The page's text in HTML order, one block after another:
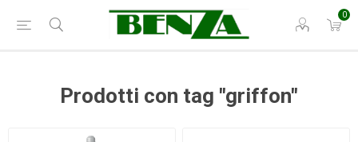
0
Prodotti con tag "griffon"